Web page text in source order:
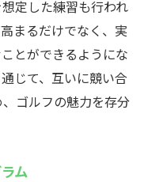
るシナジー
る影響
プと計画
たいならウテミル
提供
定した練習も行われ
まるだけでなく、実
とができるようにな
じて、互いに競い合
ゴルフの魅力を存分
ム